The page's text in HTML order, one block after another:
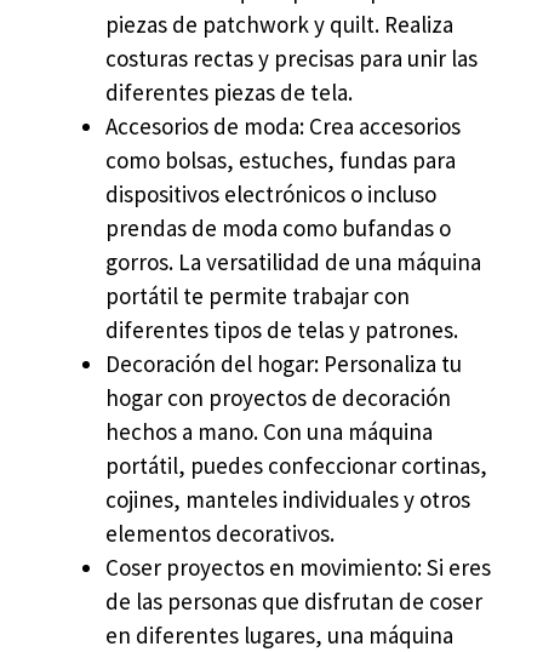
piezas de patchwork y quilt. Realiza
costuras rectas y precisas para unir las
diferentes piezas de tela.
Accesorios de moda: Crea accesorios
como bolsas, estuches, fundas para
dispositivos electrónicos o incluso
prendas de moda como bufandas o
gorros. La versatilidad de una máquina
portátil te permite trabajar con
diferentes tipos de telas y patrones.
Decoración del hogar: Personaliza tu
hogar con proyectos de decoración
hechos a mano. Con una máquina
portátil, puedes confeccionar cortinas,
cojines, manteles individuales y otros
elementos decorativos.
Coser proyectos en movimiento: Si eres
de las personas que disfrutan de coser
en diferentes lugares, una máquina